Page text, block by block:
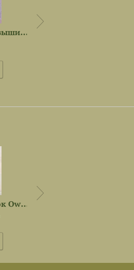
Набор для вышивания...
Набор ниток OwlForest для...